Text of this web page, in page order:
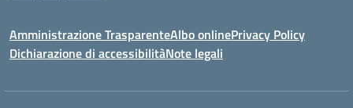
Amministrazione TrasparenteAlbo onlinePrivacy Policy
Dichiarazione di accessibilitàNote legali